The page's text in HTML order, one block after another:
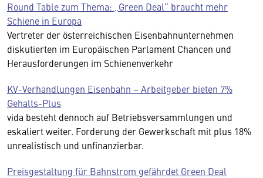
Round Table zum Thema: „Green Deal“ braucht mehr
Schiene in Europa
Vertreter der österreichischen Eisenbahnunternehmen
diskutierten im Europäischen Parlament Chancen und
Herausforderungen im Schienenverkehr
KV-Verhandlungen Eisenbahn – Arbeitgeber bieten 7%
Gehalts-Plus
vida besteht dennoch auf Betriebsversammlungen und
eskaliert weiter. Forderung der Gewerkschaft mit plus 18%
unrealistisch und unfinanzierbar.
Preisgestaltung für Bahnstrom gefährdet Green Deal